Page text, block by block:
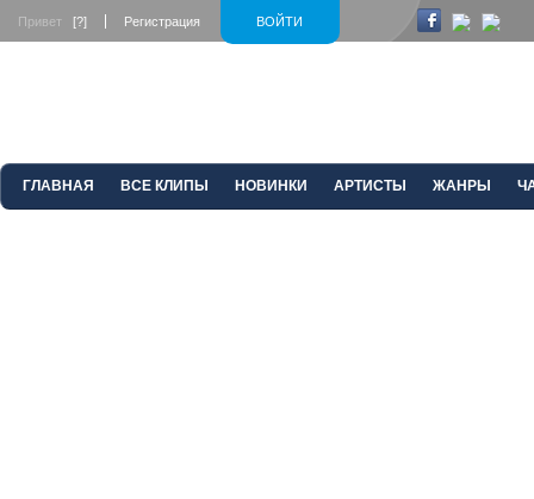
ВОЙТИ
Привет [?] Регистрация
ГЛАВНАЯ ВСЕ КЛИПЫ НОВИНКИ АРТИСТЫ ЖАНРЫ